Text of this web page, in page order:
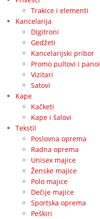
Trakice i elementi
Kancelarija
Digitroni
Gedžeti
Kancelarijski pribor
Promo pultovi i panoi
Vizitari
Satovi
Kape
Kačketi
Kape i šalovi
Tekstil
Poslovna oprema
Radna oprema
Unisex majice
Ženske majice
Polo majice
Dečije majice
Sportska oprema
Peškiri